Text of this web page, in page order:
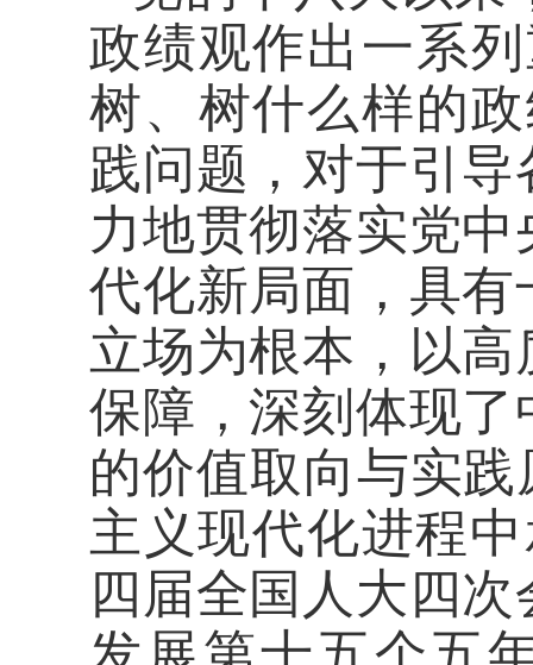
政绩观作出一系
树、树什么样的
践问题，对于引
力地贯彻落实党
代化新局面，具
立场为根本，以
保障，深刻体现
的价值取向与实
主义现代化进程
四届全国人大四